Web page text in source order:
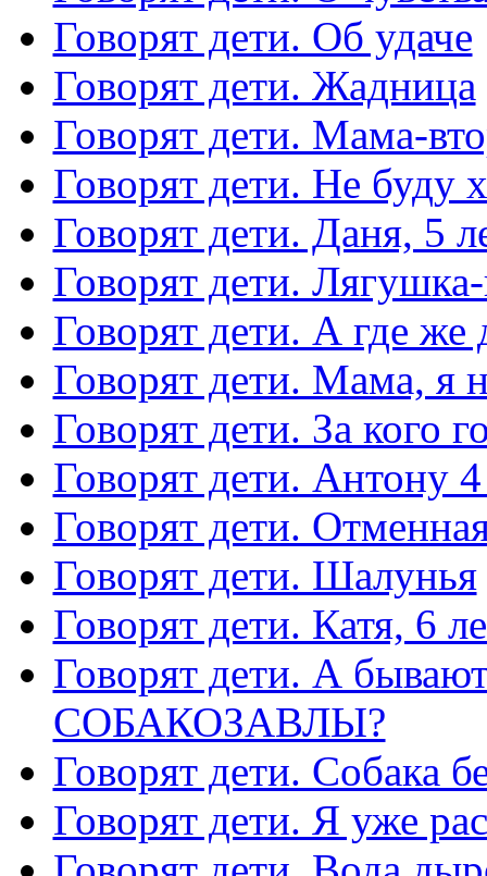
Говорят дети. Об удаче
Говорят дети. Жадница
Говорят дети. Мама-
Говорят дети. Не буду
Говорят дети. Даня, 5
Говорят дети.
Говорят дети. А где же
Говорят дети. Мама, я
Говорят дети. За кого
Говорят дети. Антону 4
Говорят дети.
Говорят дети. Шалунья
Говорят дети. Катя, 6
Говорят дети. А
СОБАКОЗАВЛЫ?
Говорят дети. Собака
Говорят дети. Я уже